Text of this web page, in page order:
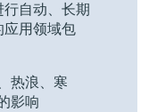
自动、长期
应用领域包
热浪、寒
影响